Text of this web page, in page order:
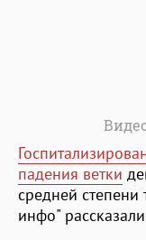
падения ветки
средней
инфо"